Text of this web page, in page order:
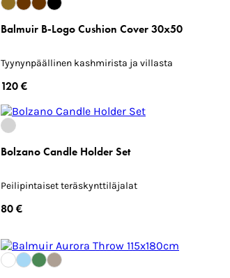
Balmuir B-Logo Cushion Cover 30x50
Tyynynpäällinen kashmirista ja villasta
120 €
Bolzano Candle Holder Set
Peilipintaiset teräskynttiläjalat
80 €